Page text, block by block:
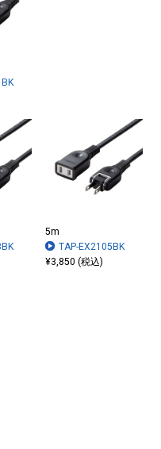
5m
TAP-EX2105BK
¥3,850 (税込)